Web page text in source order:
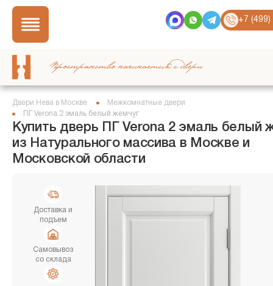
+7
Пространство начинается с двери
Двери Нева в Москве
Межкомнатные двери
ПГ Verona 2 эмаль белый жемчуг
Купить дверь ПГ Verona 2 эмаль белый
из Натурального массива в Москве и
Московской области
Доставка и
подъем
Самовывоз
со склада